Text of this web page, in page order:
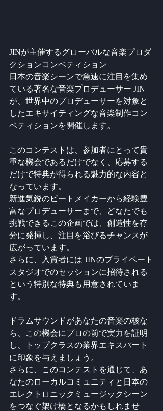
JINが主催するグローバルな音楽プロダ
クションコンペティション
日本の音楽シーンで急速に注目を集め
ている著名な音楽プロデューサー JIN
が、世界中のプロデューサーを対象と
したエキサイティングな音楽制作コン
ペティションを開催します。
このコンテストは、参加者にとって貴
重な機会であるだけでなく、応募する
だけで特典が得られる魅力的な内容と
なっています。
新進気鋭のビートメイカーから経験豊
富なプロデューサーまで、どなたでも
挑戦できるこの企画では、創造性を存
分に発揮し、注目を浴びるチャンスが
広がっています。
さらに、入賞者には JINのプライベート
スタジオでのセッションに招待される
という特別な特典も用意されていま
す。
ドラムサウンドがあなたの音楽の核な
ら、この機会にプロの前で実力を証明
し、トップクラスの業界エキスパート
に印象を与えましょう。
さらに、このコンテストを通じて、あ
なたのローカルコミュニティと日本の
エレクトロニックミュージックシーン
をつなぐ架け橋となるかもしれませ